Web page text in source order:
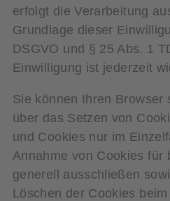
erfolgt die Verarbeitung
Grundlage dieser
DSGVO und § 25 Abs. 1
Einwilligung ist jederzeit
Sie können Ihren Browser
über das Setzen von
und Cookies nur im
Annahme von Cookies für
generell ausschließen
Löschen der Cookies